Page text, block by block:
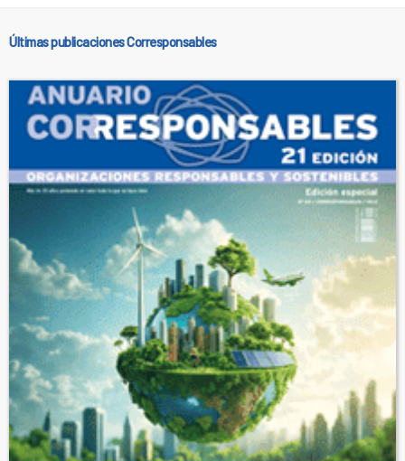
Últimas publicaciones Corresponsables